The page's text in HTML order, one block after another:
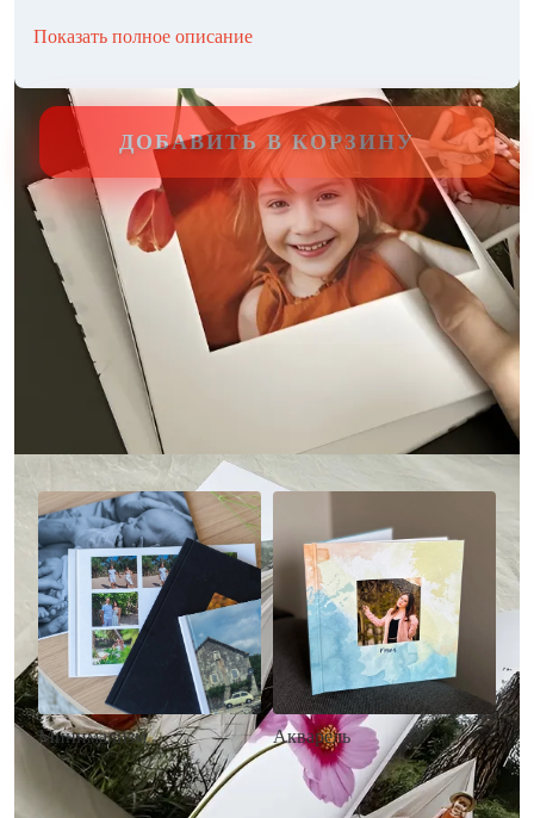
Показать полное описание
ДОБАВИТЬ В КОРЗИНУ
Другие стили фотокниг
Минимализм
• Без декора
• Выбор цвета фона
Акварель
• Декор в стиле
акварельных красок